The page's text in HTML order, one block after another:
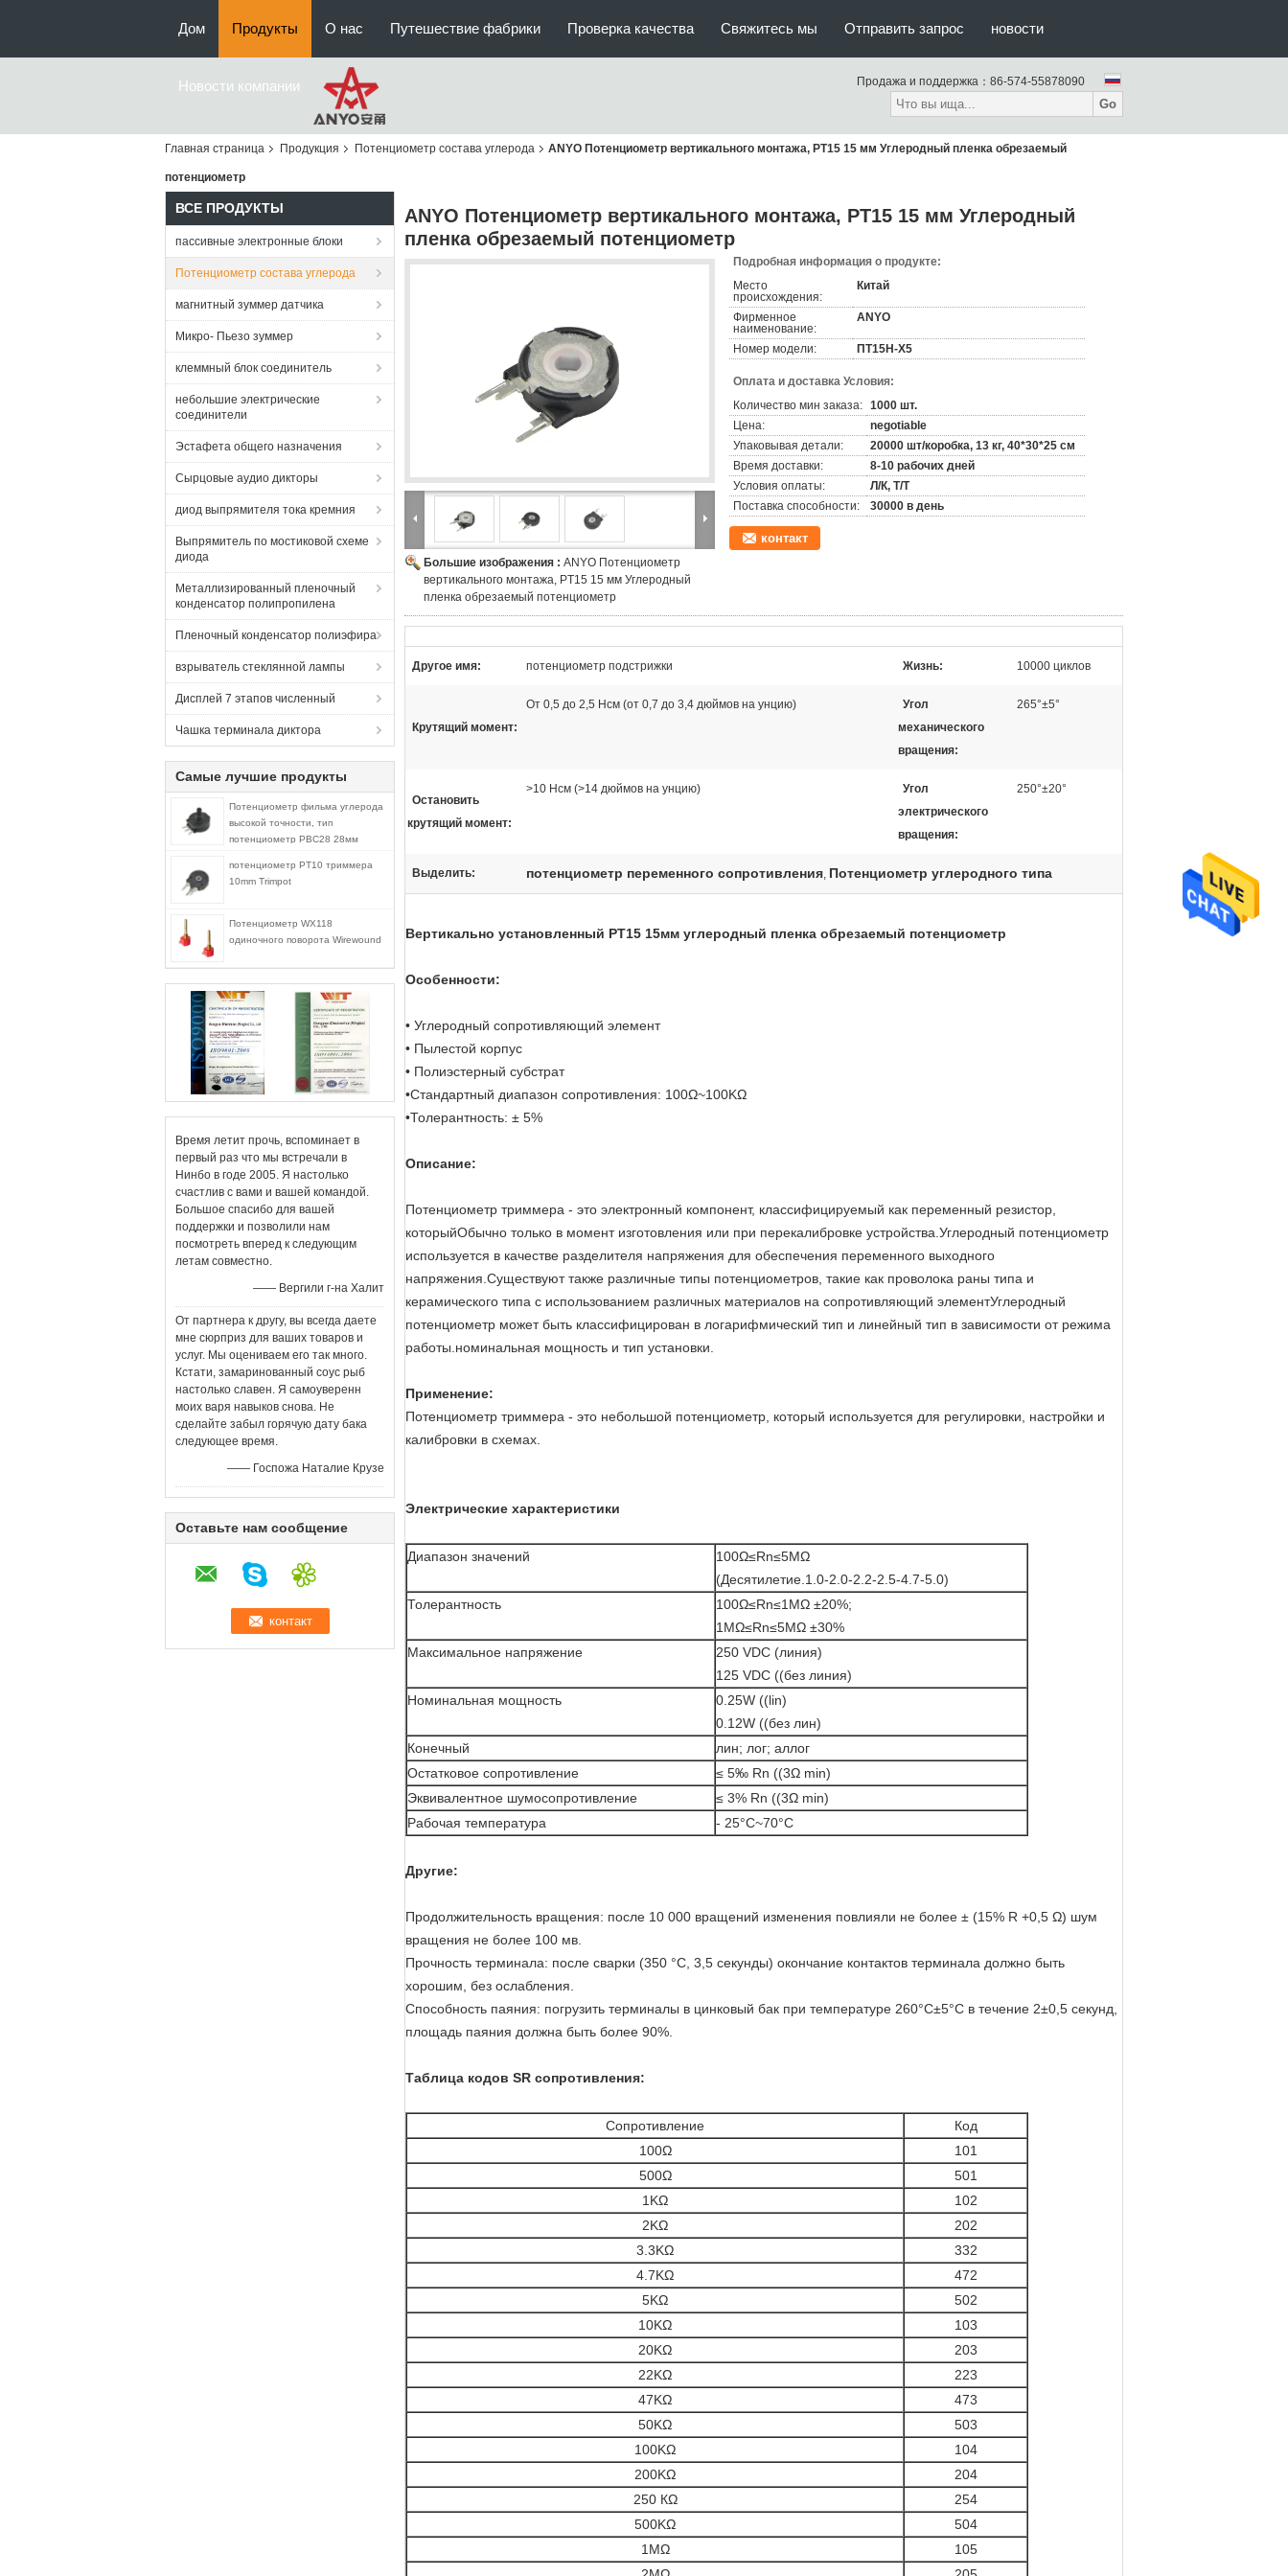
Дом Продукты О нас Путешествие фабрики Проверка качества Свяжитесь мы Отправить запрос новости
Новости компании Продажа и поддержка： 86-574-55878090
Go
Главная страница Продукция Потенциометр состава углерода ANYO Потенциометр вертикального монтажа, PT15 15 мм Углеродный пленка обрезаемый
потенциометр
ВСЕ ПРОДУКТЫ
пассивные электронные блоки
Потенциометр состава углерода
магнитный зуммер датчика
Микро- Пьезо зуммер
клеммный блок соединитель
небольшие электрические
соединители
Эстафета общего назначения
Сырцовые аудио дикторы
диод выпрямителя тока кремния
Выпрямитель по мостиковой схеме
диода
Металлизированный пленочный
конденсатор полипропилена
Пленочный конденсатор полиэфира
взрыватель стеклянной лампы
Дисплей 7 этапов численный
Чашка терминала диктора
Самые лучшие продукты
Потенциометр фильма углерода
высокой точности, тип
потенциометр РВС28 28мм
потенциометр PT10 триммера
10mm Trimpot
Потенциометр WX118
одиночного поворота Wirewound
Время летит прочь, вспоминает в
первый раз что мы встречали в
Нинбо в годе 2005. Я настолько
счастлив с вами и вашей командой.
Большое спасибо для вашей
поддержки и позволили нам
посмотреть вперед к следующим
летам совместно.
—— Вергили г-на Халит
От партнера к другу, вы всегда даете
мне сюрприз для ваших товаров и
услуг. Мы оцениваем его так много.
Кстати, замаринованный соус рыб
настолько славен. Я самоуверенн
моих варя навыков снова. Не
сделайте забыл горячую дату бака
следующее время.
—— Госпожа Наталие Крузе
Оставьте нам сообщение
ANYO Потенциометр вертикального монтажа, PT15 15 мм Углеродный
пленка обрезаемый потенциометр
Большие изображения : ANYO Потенциометр
вертикального монтажа, PT15 15 мм Углеродный
пленка обрезаемый потенциометр
Подробная информация о продукте:
Место
происхождения:
Китай
Фирменное
наименование:
ANYO
Номер модели: ПТ15Н-Х5
Оплата и доставка Условия:
Количество мин заказа: 1000 шт.
Цена:
negotiable
Упаковывая детали:
20000 шт/коробка, 13 кг, 40*30*25 см
Время доставки:
8-10 рабочих дней
Условия оплаты:
Л/К, Т/Т
Поставка способности:
30000 в день
контакт
Другое имя: потенциометр подстрижки Жизнь: 10000 циклов
Крутящий момент:
От 0,5 до 2,5 Нсм (от 0,7 до 3,4 дюймов на унцию)
Угол
механического
вращения:
265°±5°
Остановить
крутящий момент:
>10 Нсм (>14 дюймов на унцию)
Угол
электрического
вращения:
250°±20°
Выделить: потенциометр переменного сопротивления, Потенциометр углеродного типа
Вертикально установленный PT15 15мм углеродный пленка обрезаемый потенциометр
Особенности:
• Углеродный сопротивляющий элемент
• Пылестой корпус
• Полиэстерный субстрат
•Стандартный диапазон сопротивления: 100Ω~100KΩ
•Толерантность: ± 5%
Описание:
Потенциометр триммера - это электронный компонент, классифицируемый как переменный резистор,
которыйОбычно только в момент изготовления или при перекалибровке устройства. Углеродный потенциометр
используется в качестве разделителя напряжения для обеспечения переменного выходного
напряжения.Существуют также различные типы потенциометров, такие как проволока раны типа и
керамического типа с использованием различных материалов на сопротивляющий элементУглеродный
потенциометр может быть классифицирован в логарифмический тип и линейный тип в зависимости от режима
работы.номинальная мощность и тип установки.
Применение:
Потенциометр триммера - это небольшой потенциометр, который используется для регулировки, настройки и
калибровки в схемах.
Электрические характеристики
Диапазон значений
100Ω≤Rn≤5MΩ
(Десятилетие.1.0-2.0-2.2-2.5-4.7-5.0)
Толерантность
100Ω≤Rn≤1MΩ ±20%;
1MΩ≤Rn≤5MΩ ±30%
Максимальное напряжение
250 VDC (линия)
125 VDC ((без линия)
Номинальная мощность
0.25W ((lin)
0.12W ((без лин)
Конечный
лин; лог; аллог
Остатковое сопротивление
≤ 5‰ Rn ((3Ω min)
Эквивалентное шумосопротивление
≤ 3% Rn ((3Ω min)
Рабочая температура
- 25°C~70°C
Другие:
Продолжительность вращения: после 10 000 вращений изменения повлияли не более ± (15% R +0,5 Ω) шум
вращения не более 100 мв.
Прочность терминала: после сварки (350 °C, 3,5 секунды) окончание контактов терминала должно быть
хорошим, без ослабления.
Способность паяния: погрузить терминалы в цинковый бак при температуре 260°C±5°C в течение 2±0,5 секунд,
площадь паяния должна быть более 90%.
Таблица кодов SR сопротивления:
Сопротивление
Код
100Ω
101
500Ω
501
1KΩ
102
2KΩ
202
3.3KΩ
332
4.7KΩ
472
5KΩ
502
10KΩ
103
20KΩ
203
22KΩ
223
47KΩ
473
50KΩ
503
100KΩ
104
200KΩ
204
250 КΩ
254
500KΩ
504
1МΩ
105